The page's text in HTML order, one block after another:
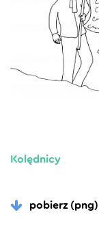
Kolędnicy
pobierz (png)